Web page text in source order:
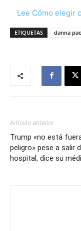
Lee Cómo elegir
ETIQUETAS danna
Artículo anterior
Trump «no está
peligro» pese a salir
hospital, dice su